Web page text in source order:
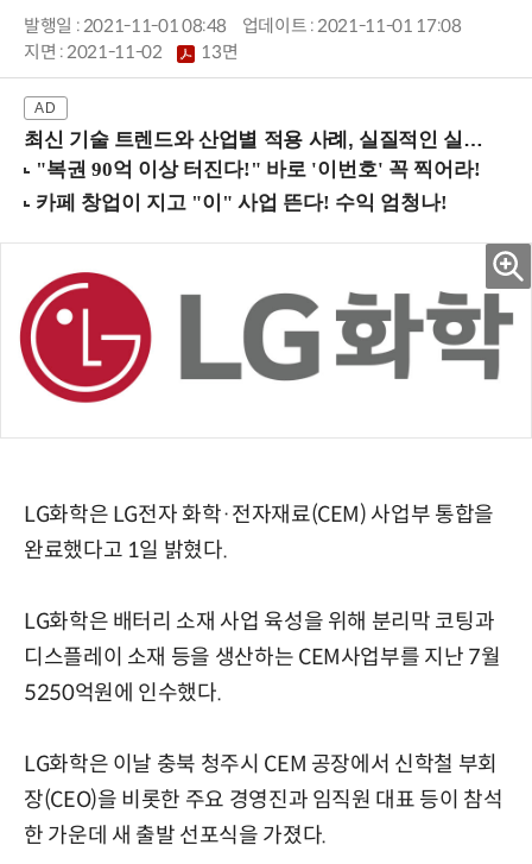
발행일 : 2021-11-01 08:48
업데이트 : 2021-11-01 17:08
지면 :2021-11-02 13면
최신 기술 트렌드와 산업별 적용 사례, 실질적인 실행 전략을 공유 (9/18 양재역)
LG화학은 LG전자 화학·전자재료(CEM) 사업부 통합을
완료했다고 1일 밝혔다.
LG화학은 배터리 소재 사업 육성을 위해 분리막 코팅과
디스플레이 소재 등을 생산하는 CEM사업부를 지난 7월
5250억원에 인수했다.
LG화학은 이날 충북 청주시 CEM 공장에서 신학철 부회
장(CEO)을 비롯한 주요 경영진과 임직원 대표 등이 참석
한 가운데 새 출발 선포식을 가졌다.